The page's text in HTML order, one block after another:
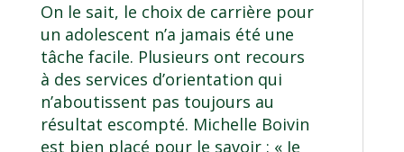
On le sait, le choix de carrière pour
un adolescent n’a jamais été une
tâche facile. Plusieurs ont recours
à des services d’orientation qui
n’aboutissent pas toujours au
résultat escompté. Michelle Boivin
est bien placé pour le savoir : « Je